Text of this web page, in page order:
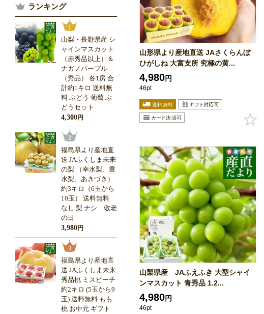
山形県より産地直送 JAさくらんぼ
ひがしね 大富支所 究極の黄...
4,980円
46pt
山梨県産 JAふえふき 大型シャイ
ンマスカット 青秀品 1.2...
4,980円
46pt
ランキング
1
山梨・長野県産 シ
ャインマスカット
（赤秀品以上）＆
ナガノパープル
（秀品） 各1房 合
計約1キロ 送料無
料 ぶどう 葡萄 ぶ
どうセット
4,300円
2
福島県より産地直
送 JAふくしま未来
の梨 （幸水梨、豊
水梨、あきづき）
約3キロ（6玉から
10玉） 送料無料
なし 梨 ナシ 敬老
の日
3,980円
3
福島県より産地直
送 JAふくしま未来
秀品桃 ミスピーチ
約2キロ (5玉から9
玉) 送料無料 もも
桃 お中元 ギフト